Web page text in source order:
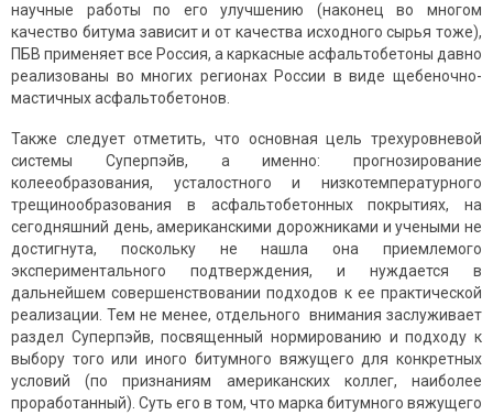
научные работы по его улучшению (наконец во многом
качество битума зависит и от качества исходного сырья тоже),
ПБВ применяет все Россия, а каркасные асфальтобетоны давно
реализованы во многих регионах России в виде щебеночно-
мастичных асфальтобетонов.
Также следует отметить, что основная цель трехуровневой
системы Суперпэйв, а именно: прогнозирование
колееобразования, усталостного и низкотемпературного
трещинообразования в асфальтобетонных покрытиях, на
сегодняшний день, американскими дорожниками и учеными не
достигнута, поскольку не нашла она приемлемого
экспериментального подтверждения, и нуждается в
дальнейшем совершенствовании подходов к ее практической
реализации. Тем не менее, отдельного внимания заслуживает
раздел Суперпэйв, посвященный нормированию и подходу к
выбору того или иного битумного вяжущего для конкретных
условий (по признаниям американских коллег, наиболее
проработанный). Суть его в том, что марка битумного вяжущего